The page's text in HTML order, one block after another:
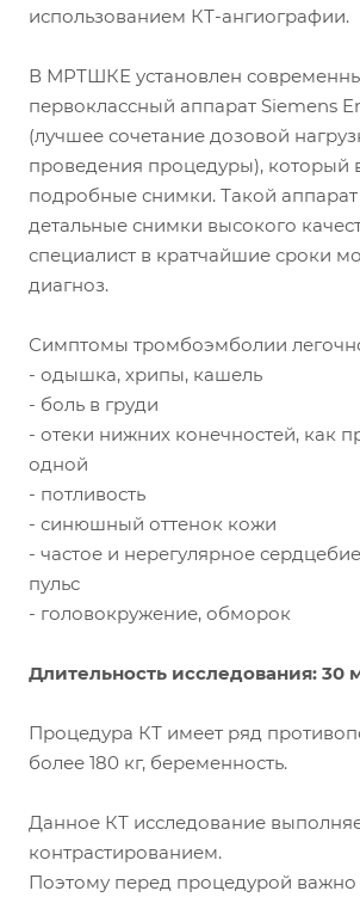
использованием КТ-ангиографии.
В МРТШКЕ установлен
первоклассный аппарат Siemens
(лучшее сочетание дозовой
проведения процедуры), который
подробные снимки. Такой
детальные снимки высокого
специалист в кратчайшие сроки
диагноз.
Симптомы тромбоэмболии
- одышка, хрипы, кашель
- боль в груди
- отеки нижних конечностей, как
одной
- потливость
- синюшный оттенок кожи
- частое и нерегулярное
пульс
- головокружение, обморок
Длительность исследования: 30
Процедура КТ имеет ряд
более 180 кг, беременность.
Данное КТ исследование
контрастированием.
Поэтому перед процедурой важно